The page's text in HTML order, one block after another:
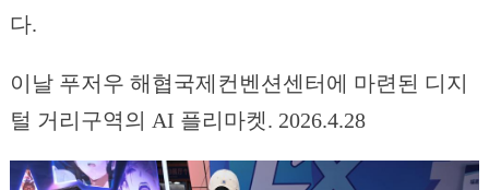
다.
이날 푸저우 해협국제컨벤션센터에 마련된 디지
털 거리구역의 AI 플리마켓. 2026.4.28